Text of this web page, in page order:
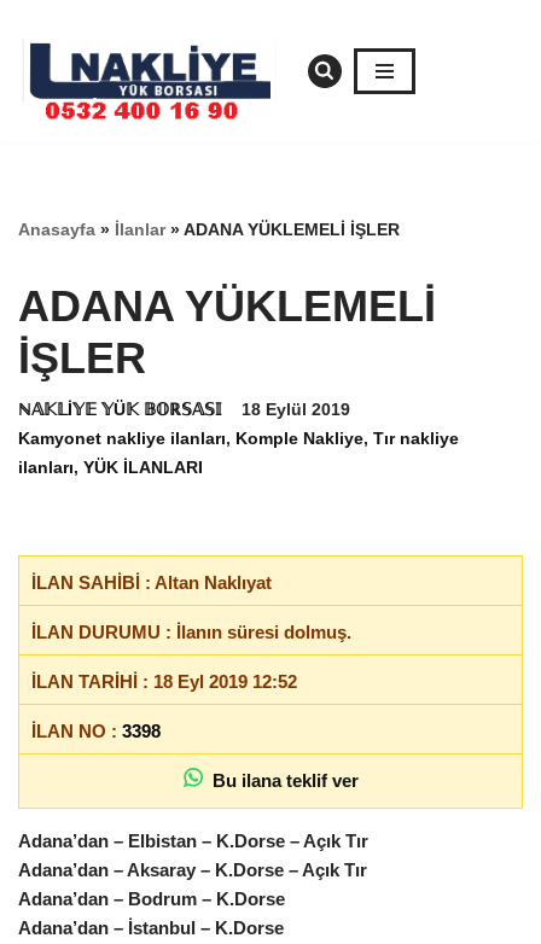
geç
Anasayfa » İlanlar»ADANA YÜKLEMELİ İŞLER
ADANA YÜKLEMELİ
İŞLER
ℕ𝔸𝕂𝕃İ𝕐𝔼 𝕐Ü𝕂 𝔹𝕆ℝ𝕊𝔸𝕊𝕀
18 Eylül 2019
Kamyonet nakliye ilanları, Komple Nakliye, Tır nakliye
ilanları, YÜK İLANLARI
İLAN SAHİBİ : Altan Naklıyat
İLAN DURUMU : İlanın süresi dolmuş.
İLAN TARİHİ : 18 Eyl 2019 12:52
İLAN NO : 3398
Bu ilana teklif ver
Adana’dan – Elbistan – K.Dorse – Açık Tır
Adana’dan – Aksaray – K.Dorse – Açık Tır
Adana’dan – Bodrum – K.Dorse
Adana’dan – İstanbul – K.Dorse